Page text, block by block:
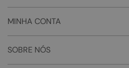
MINHA CONTA
SOBRE NÓS